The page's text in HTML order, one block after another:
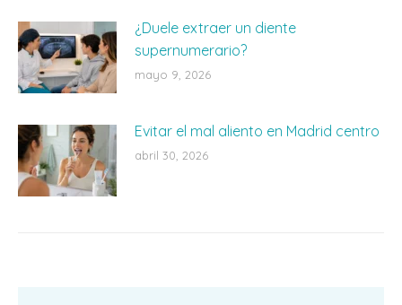
¿Duele extraer un diente
supernumerario?
mayo 9, 2026
Evitar el mal aliento en Madrid centro
abril 30, 2026